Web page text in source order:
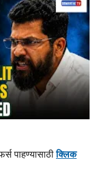
पाहण्यासाठीक्लिक